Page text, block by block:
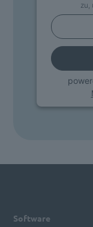
zu,
Software